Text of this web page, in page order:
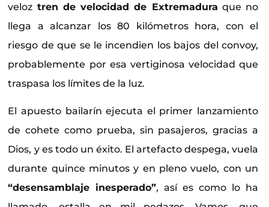
veloz tren de velocidad de Extremadura que no
llega a alcanzar los 80 kilómetros hora, con el
riesgo de que se le incendien los bajos del convoy,
probablemente por esa vertiginosa velocidad que
traspasa los límites de la luz.
El apuesto bailarín ejecuta el primer lanzamiento
de cohete como prueba, sin pasajeros, gracias a
Dios, y es todo un éxito. El artefacto despega, vuela
durante quince minutos y en pleno vuelo, con un
“desensamblaje inesperado”, así es como lo ha